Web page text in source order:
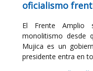
oficialismo
El Frente Amplio
monolitismo desde
Mujica es un
presidente entra en